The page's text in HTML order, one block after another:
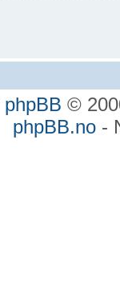
phpBB ©
phpBB.no-